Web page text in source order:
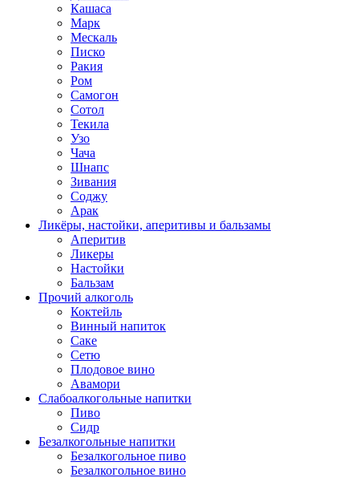
Кашаса
Марк
Мескаль
Писко
Ракия
Ром
Самогон
Сотол
Текила
Узо
Чача
Шнапс
Зивания
Соджу
Арак
Ликёры, настойки, аперитивы и бальзамы
Аперитив
Ликеры
Настойки
Бальзам
Прочий алкоголь
Коктейль
Винный напиток
Саке
Сетю
Плодовое вино
Авамори
Слабоалкогольные напитки
Пиво
Сидр
Безалкогольные напитки
Безалкогольное пиво
Безалкогольное вино